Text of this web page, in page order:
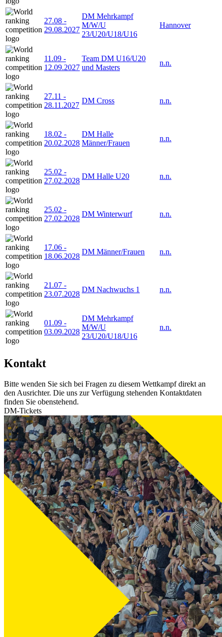
27.08 -
29.08.2027
DM Mehrkampf
M/W/U
23/U20/U18/U16
Hannover
11.09 -
12.09.2027
Team DM U16/U20
und Masters
n.n.
27.11 -
28.11.2027
DM Cross n.n.
18.02 -
20.02.2028
DM Halle
Männer/Frauen
n.n.
25.02 -
27.02.2028
DM Halle U20 n.n.
25.02 -
27.02.2028
DM Winterwurf n.n.
17.06 -
18.06.2028
DM Männer/Frauen n.n.
21.07 -
23.07.2028
DM Nachwuchs 1 n.n.
01.09 -
03.09.2028
DM Mehrkampf
M/W/U
23/U20/U18/U16
n.n.
Kontakt
Bitte wenden Sie sich bei Fragen zu diesem Wettkampf direkt an
den Ausrichter. Die uns zur Verfügung stehenden Kontaktdaten
finden Sie obenstehend.
DM-Tickets